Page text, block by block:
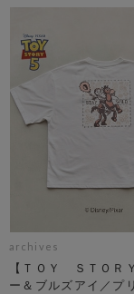
archives
【ＴＯＹ ＳＴＯＲ
ー＆ブルズアイ／プ